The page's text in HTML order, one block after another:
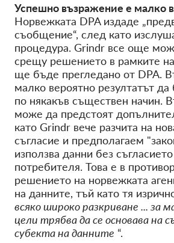
Успешно възражение е малко
Норвежката DPA издаде
съобщение“, след като
процедура. Grindr все още
срещу решението в рамките
ще бъде прегледано от DPA.
малко вероятно резултатът
по някакъв съществен начин.
може да предстоят
като Grindr вече разчита на
съгласие и предполагаем
използва данни без
потребителя. Това е в
решението на норвежката
на данните, тъй като тя
всяко широко разкриване ... за
цели трябва да се основава на
субекта на данните “.